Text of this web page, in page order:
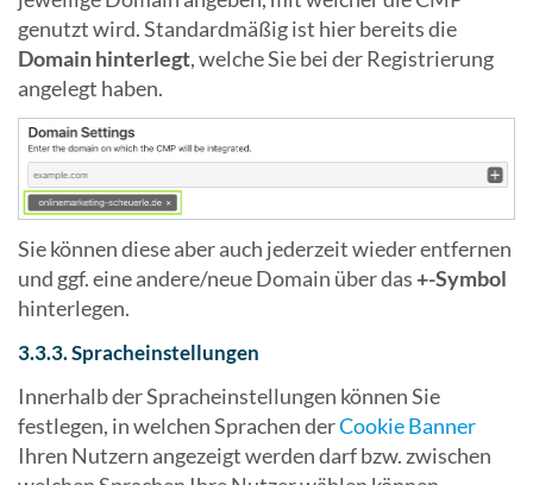
genutzt wird. Standardmäßig ist hier bereits die
Domain hinterlegt, welche Sie bei der Registrierung
angelegt haben.
Sie können diese aber auch jederzeit wieder entfernen
und ggf. eine andere/neue Domain über das+-Symbol
hinterlegen.
3.3.3. Spracheinstellungen
Innerhalb der Spracheinstellungen können Sie
festlegen, in welchen Sprachen derCookie Banner
Ihren Nutzern angezeigt werden darf bzw. zwischen